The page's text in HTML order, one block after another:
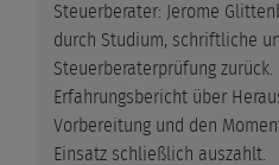
Steuerberater: Jerome
durch Studium, schriftliche
Steuerberaterprüfung
Erfahrungsbericht über
Vorbereitung und den
Einsatz schließlich auszahlt.